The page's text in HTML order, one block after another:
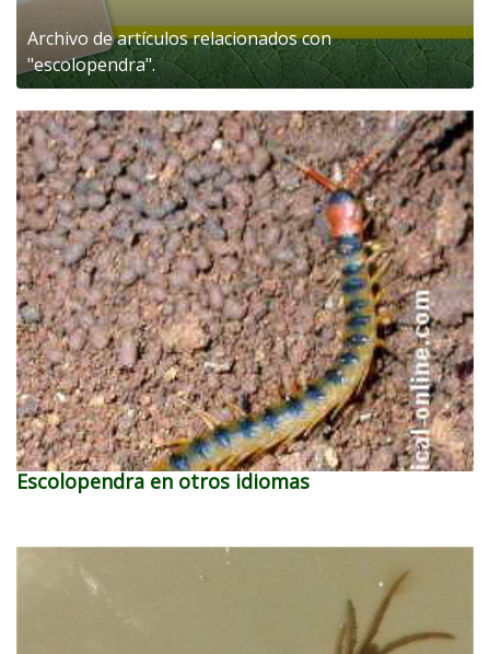
Archivo de artículos relacionados con
"escolopendra".
Escolopendra en otros idiomas